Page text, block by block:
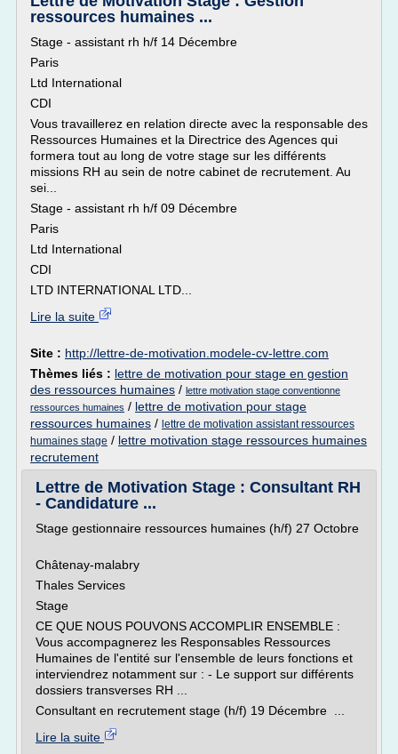
ressources humaines ...
Stage - assistant rh h/f 14 Décembre
Paris
Ltd International
CDI
Vous travaillerez en relation directe avec la responsable des
Ressources Humaines et la Directrice des Agences qui
formera tout au long de votre stage sur les différents
missions RH au sein de notre cabinet de recrutement. Au
sei...
Stage - assistant rh h/f 09 Décembre
Paris
Ltd International
CDI
LTD INTERNATIONAL LTD...
Lire la suite
Site : http://lettre-de-motivation.modele-cv-lettre.com
Thèmes liés : lettre de motivation pour stage en gestion
des ressources humaines / lettre motivation stage conventionne
ressources humaines / lettre de motivation pour stage
ressources humaines / lettre de motivation assistant ressources
humaines stage / lettre motivation stage ressources humaines
recrutement
Lettre de Motivation Stage : Consultant RH
- Candidature ...
Stage gestionnaire ressources humaines (h/f) 27 Octobre
Châtenay-malabry
Thales Services
Stage
CE QUE NOUS POUVONS ACCOMPLIR ENSEMBLE :
Vous accompagnerez les Responsables Ressources
Humaines de l'entité sur l'ensemble de leurs fonctions et
interviendrez notamment sur : - Le support sur différents
dossiers transverses RH ...
Consultant en recrutement stage (h/f) 19 Décembre ...
Lire la suite